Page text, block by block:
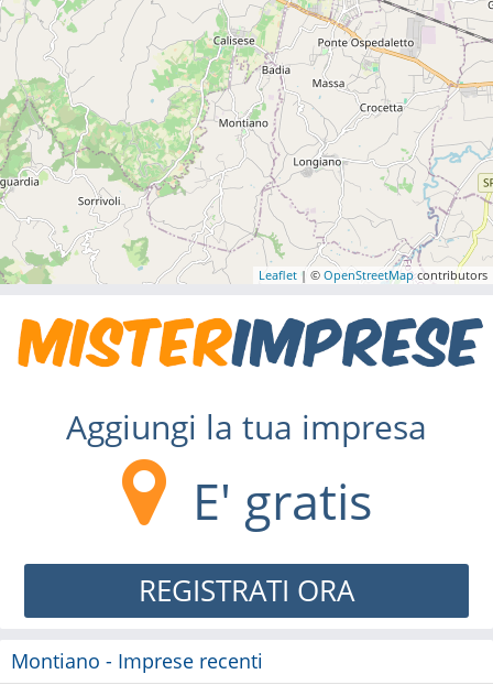
Leaflet | © OpenStreetMapcontributors
Aggiungi la tua impresa
E' gratis
REGISTRATI ORA
Montiano - Imprese recenti